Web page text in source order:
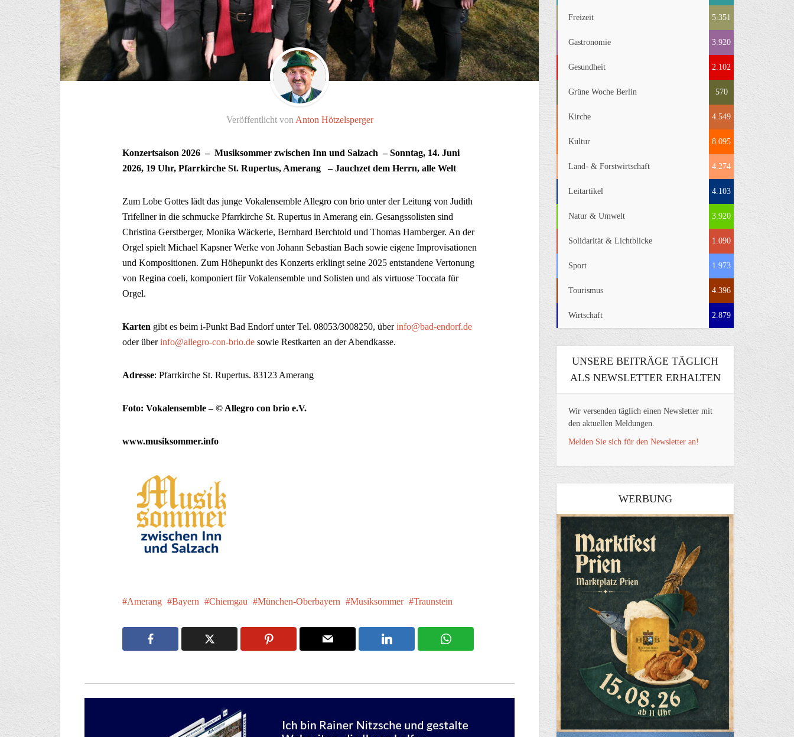
Veröffentlicht von Anton Hötzelsperger
Konzertsaison 2026 – Musiksommer zwischen Inn und Salzach –Sonntag, 14. Juni
2026, 19 Uhr, Pfarrkirche St. Rupertus, Amerang –Jauchzet dem Herrn, alle Welt
Zum Lobe Gottes lädt das junge Vokalensemble Allegro con brio unter der Leitung von Judith
Trifellner in die schmucke Pfarrkirche St. Rupertus in Amerang ein. Gesangssolisten sind
Christina Gerstberger, Monika Wäckerle, Bernhard Berchtold und Thomas Hamberger. An der
Orgel spielt Michael Kapsner Werke von Johann Sebastian Bach sowie eigene Improvisationen
und Kompositionen. Zum Höhepunkt des Konzerts erklingt seine 2025 entstandene Vertonung
von Regina coeli, komponiert für Vokalensemble und Solisten und als virtuose Toccata für
Orgel.
Karten gibt es beim i-Punkt Bad Endorf unter Tel. 08053/3008250, überinfo@bad-endorf.de
oder überinfo@allegro-con-brio.de sowie Restkarten an der Abendkasse.
Adresse: Pfarrkirche St. Rupertus. 83123 Amerang
Foto: Vokalensemble – © Allegro con brio e.V.
www.musiksommer.info
Amerang Bayern Chiemgau München-Oberbayern Musiksommer Traunstein
Freizeit 5.351
Gastronomie 3.920
Gesundheit 2.102
Grüne Woche Berlin 570
Kirche 4.549
Kultur 8.095
Land- & Forstwirtschaft 4.274
Leitartikel 4.103
Natur & Umwelt 3.920
Solidarität & Lichtblicke 1.090
Sport 1.973
Tourismus 4.396
Wirtschaft 2.879
UNSERE BEITRÄGE TÄGLICH
ALS NEWSLETTER ERHALTEN
Wir versenden täglich einen Newsletter mit
den aktuellen Meldungen.
Melden Sie sich für den Newsletter an!
WERBUNG